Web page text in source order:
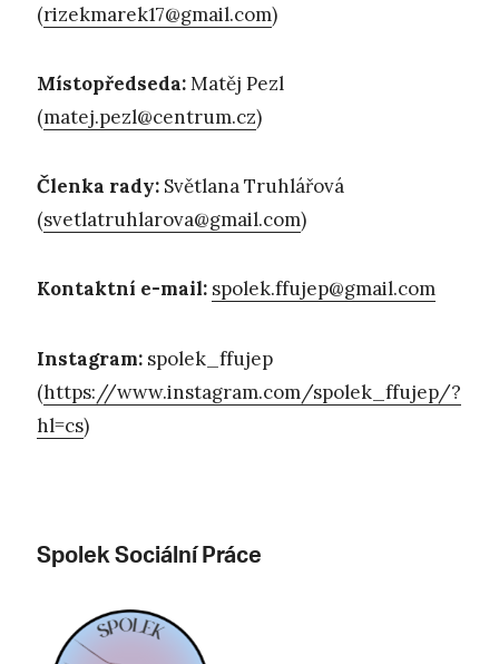
(rizekmarek17@gmail.com)
Místopředseda:Matěj Pezl
(matej.pezl@centrum.cz)
Členka rady: Světlana Truhlářová
(svetlatruhlarova@gmail.com)
Kontaktní e-mail: spolek.ffujep@gmail.com
Instagram: spolek_ffujep
(https://www.instagram.com/spolek_ffujep/?
hl=cs)
Spolek Sociální Práce